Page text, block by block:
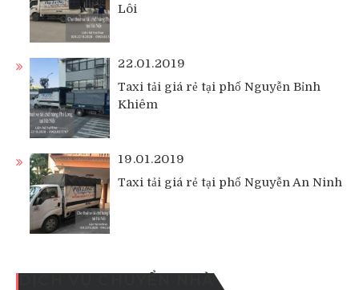
Lôi
22.01.2019
Taxi tải giá rẻ tại phố Nguyễn Bỉnh
Khiêm
19.01.2019
Taxi tải giá rẻ tại phố Nguyễn An Ninh
DỊCH VỤ CHUYỂN NHÀ